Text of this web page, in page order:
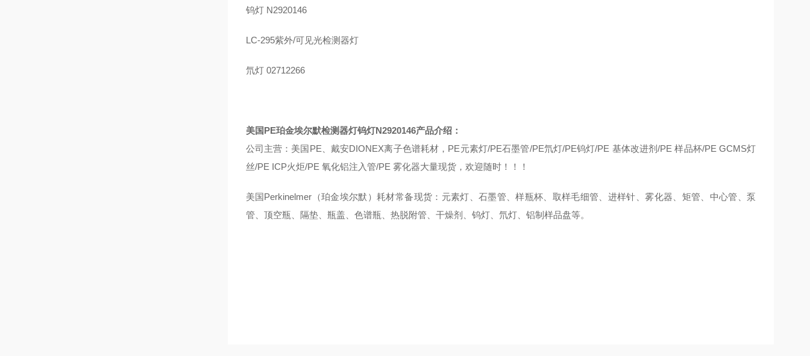
钨灯N2920146
LC-295紫外/可见光检测器灯
氘灯02712266
美国PE珀金埃尔默检测器灯钨灯N2920146产品介绍：
公司主营：美国PE 、戴安DIONEX离子色谱耗材， PE元素灯/PE石墨管/PE氘灯/PE钨灯/PE 基体改进剂/PE样品杯/PE GCMS灯
丝/PE ICP火炬/PE 氧化铝注入管/PE 雾化器大量现货，欢迎随时！！！
美国Perkinelmer （珀金埃尔默）耗材常备现货：元素灯、石墨管、样瓶杯、取样毛细管、进样针、雾化器、矩管、中心管、泵
管、顶空瓶、隔垫、瓶盖、色谱瓶、热脱附管、干燥剂、钨灯、氘灯、铝制样品盘等。